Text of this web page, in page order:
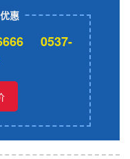
惠
6666 0537-